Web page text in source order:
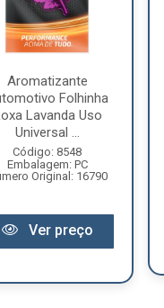
Aromatizante
Folhinha
Lavanda Uso
Universal ...
Código: 8548
Embalagem: PC
Original: 16790
Ver preço